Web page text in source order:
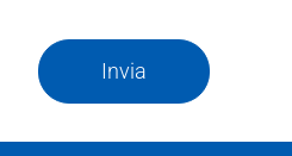
Invia